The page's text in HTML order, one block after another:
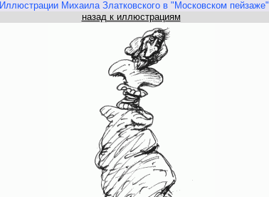
Иллюстрации Михаила Златковского в "Московском пейзаже"
назад к иллюстрациям